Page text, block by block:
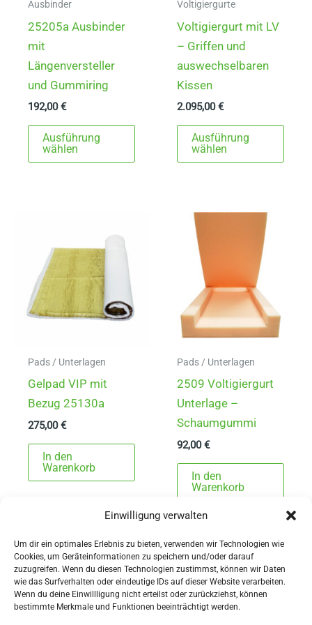
Einwilligung verwalten
Um dir ein optimales Erlebnis zu bieten, verwenden wir Technologien wie
Cookies, um Geräteinformationen zu speichern und/oder darauf
zuzugreifen. Wenn du diesen Technologien zustimmst, können wir Daten
wie das Surfverhalten oder eindeutige IDs auf dieser Website verarbeiten.
Wenn du deine Einwillligung nicht erteilst oder zurückziehst, können
bestimmte Merkmale und Funktionen beeinträchtigt werden.
Ausbinder
25205a Ausbinder
mit
Längenversteller
und Gummiring
192,00€
Ausführung
wählen
Dieses
weist
Produktseite
Voltigiergurte
Voltigiergurt mit LV
– Griffen und
auswechselbaren
Kissen
2.095,00€
Ausführung
wählen
weist
Pads / Unterlagen
Gelpad VIP mit
Bezug 25130a
275,00€
In den
Warenkorb
Pads / Unterlagen
2509 Voltigiergurt
Unterlage –
Schaumgummi
92,00€
In den
Warenkorb
AGBs